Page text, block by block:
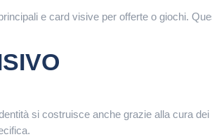
e card visive per offerte o giochi.
si costruisce anche grazie alla cura